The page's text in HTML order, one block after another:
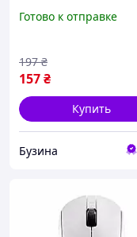
BC000-00Z magic
Готово к отправке
157₴
197 ₴
Купить
Бузина